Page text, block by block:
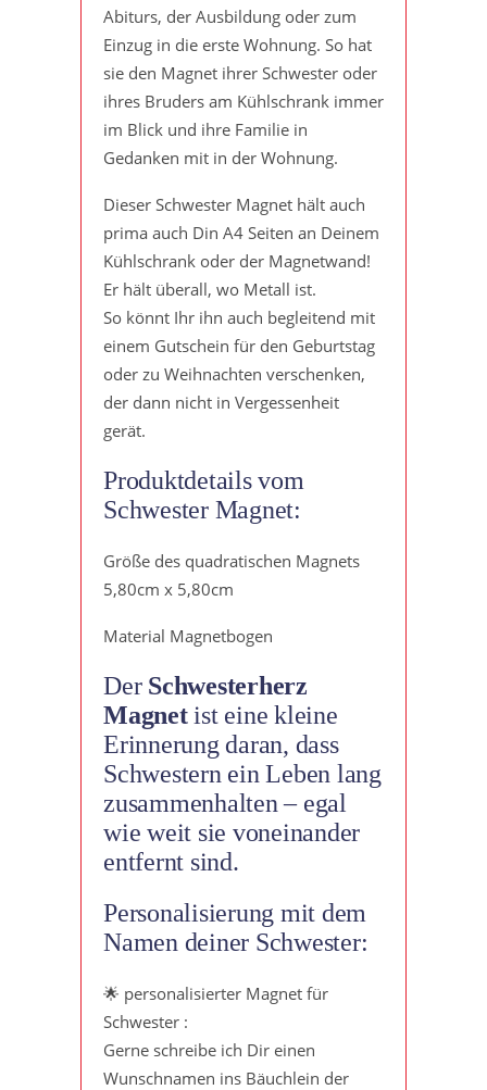
Abiturs, der Ausbildung oder zum
Einzug in die erste Wohnung. So hat
sie den Magnet ihrer Schwester oder
ihres Bruders am Kühlschrank immer
im Blick und ihre Familie in
Gedanken mit in der Wohnung.
Dieser Schwester Magnet hält auch
prima auch Din A4 Seiten an Deinem
Kühlschrank oder der Magnetwand!
Er hält überall, wo Metall ist.
So könnt Ihr ihn auch begleitend mit
einem Gutschein für den Geburtstag
oder zu Weihnachten verschenken,
der dann nicht in Vergessenheit
gerät.
Produktdetails vom
Schwester Magnet:
Größe des quadratischen Magnets
5,80cm x 5,80cm
Material Magnetbogen
Der Schwesterherz
Magnetist eine kleine
Erinnerung daran, dass
Schwestern ein Leben lang
zusammenhalten – egal
wie weit sie voneinander
entfernt sind.
Personalisierung mit dem
Namen deiner Schwester:
🌟 personalisierter Magnet für
Schwester :
Gerne schreibe ich Dir einen
Wunschnamen ins Bäuchlein der